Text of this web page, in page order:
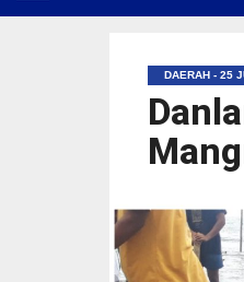
DAERAH - 25